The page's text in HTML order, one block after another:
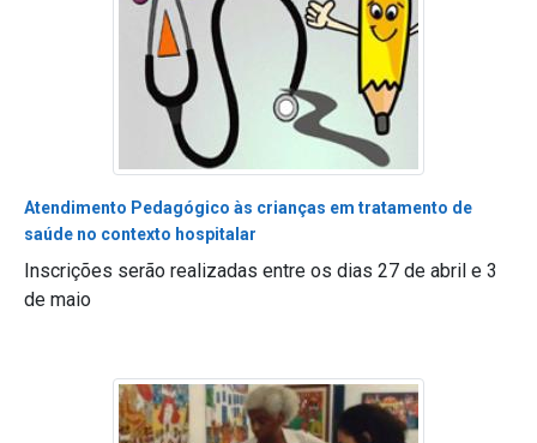
Atendimento Pedagógico às crianças em tratamento de
saúde no contexto hospitalar
Inscrições serão realizadas entre os dias 27 de abril e 3
de maio